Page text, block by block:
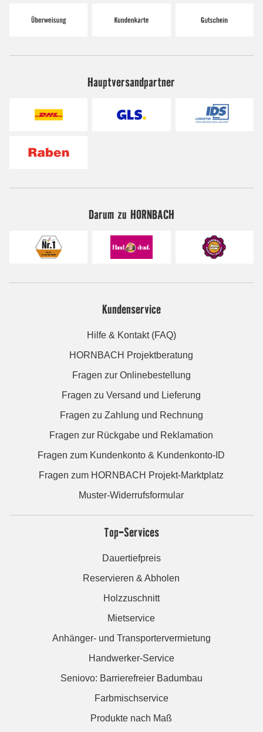
Hauptversandpartner
Darum zu HORNBACH
Kundenservice
Hilfe & Kontakt (FAQ)
HORNBACH Projektberatung
Fragen zur Onlinebestellung
Fragen zu Versand und Lieferung
Fragen zu Zahlung und Rechnung
Fragen zur Rückgabe und Reklamation
Fragen zum Kundenkonto & Kundenkonto-ID
Fragen zum HORNBACH Projekt-Marktplatz
Muster-Widerrufsformular
Top-Services
Dauertiefpreis
Reservieren & Abholen
Holzzuschnitt
Mietservice
Anhänger- und Transportervermietung
Handwerker-Service
Seniovo: Barrierefreier Badumbau
Farbmischservice
Produkte nach Maß